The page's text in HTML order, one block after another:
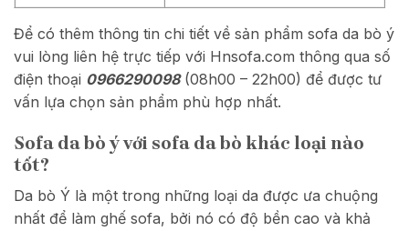
Để có thêm thông tin chi tiết về sản phẩm sofa da bò ý
vui lòng liên hệ trực tiếp với Hnsofa.com thông qua số
điện thoại 0966290098(08h00 – 22h00) để được tư
vấn lựa chọn sản phẩm phù hợp nhất.
Sofa da bò ý với sofa da bò khác loại nào
tốt?
Da bò Ý là một trong những loại da được ưa chuộng
nhất để làm ghế sofa, bởi nó có độ bền cao và khả